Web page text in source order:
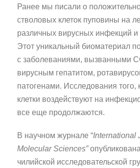
Ранее мы писали о
стволовых клеток пуповины на
различных вирусных инфекций и
Этот уникальный биоматериал
с заболеваниями, вызванными
вирусным гепатитом,
патогенами. Исследования того,
клетки воздействуют на
все еще продолжаются.
В научном журнале “International
Molecular Sciences”
чилийской исследовательской